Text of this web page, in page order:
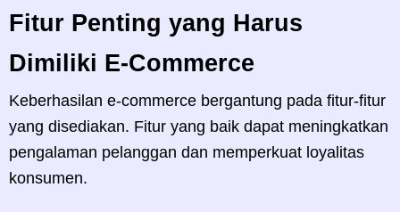
Fitur Penting yang Harus
Dimiliki E-Commerce
Keberhasilan e-commerce bergantung pada fitur-fitur
yang disediakan. Fitur yang baik dapat meningkatkan
pengalaman pelanggan dan memperkuat loyalitas
konsumen.